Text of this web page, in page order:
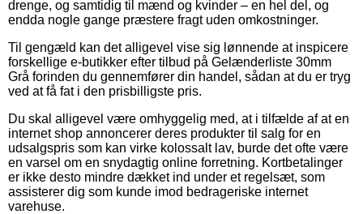
drenge, og samtidig til mænd og kvinder – en hel del, og
endda nogle gange præstere fragt uden omkostninger.
Til gengæld kan det alligevel vise sig lønnende at inspicere
forskellige e-butikker efter tilbud på Gelænderliste 30mm
Grå forinden du gennemfører din handel, sådan at du er tryg
ved at få fat i den prisbilligste pris.
Du skal alligevel være omhyggelig med, at i tilfælde af at en
internet shop annoncerer deres produkter til salg for en
udsalgspris som kan virke kolossalt lav, burde det ofte være
en varsel om en snydagtig online forretning. Kortbetalinger
er ikke desto mindre dækket ind under et regelsæt, som
assisterer dig som kunde imod bedrageriske internet
varehuse.